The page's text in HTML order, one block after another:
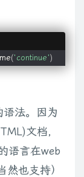
('continue')
法。因为
文档，
语言在web
也支持）